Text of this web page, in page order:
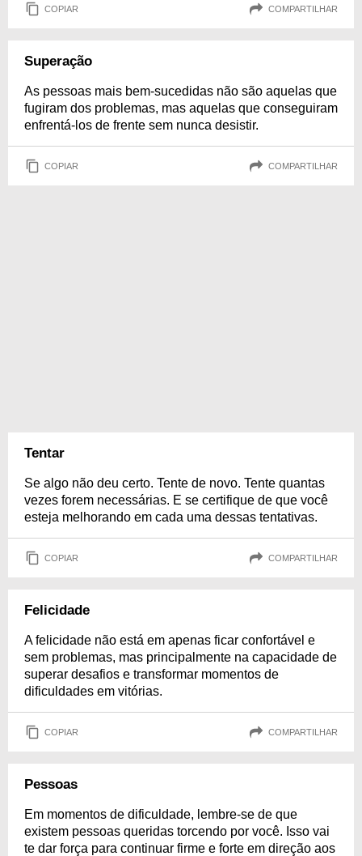
COPIAR COMPARTILHAR
Superação
As pessoas mais bem-sucedidas não são aquelas que
fugiram dos problemas, mas aquelas que conseguiram
enfrentá-los de frente sem nunca desistir.
COPIAR COMPARTILHAR
Tentar
Se algo não deu certo. Tente de novo. Tente quantas
vezes forem necessárias. E se certifique de que você
esteja melhorando em cada uma dessas tentativas.
COPIAR COMPARTILHAR
Felicidade
A felicidade não está em apenas ficar confortável e
sem problemas, mas principalmente na capacidade de
superar desafios e transformar momentos de
dificuldades em vitórias.
COPIAR COMPARTILHAR
Pessoas
Em momentos de dificuldade, lembre-se de que
existem pessoas queridas torcendo por você. Isso vai
te dar força para continuar firme e forte em direção aos